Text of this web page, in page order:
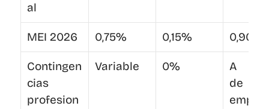
al
MEI 2026 0,75% 0,15% 0,90%
Contingen
cias
profesion
Variable 0%
A
de